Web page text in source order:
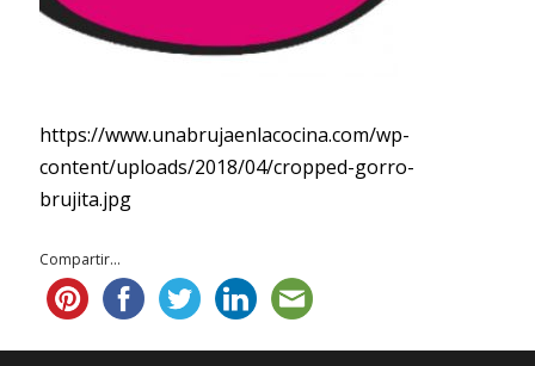
https://www.unabrujaenlacocina.com/wp-
content/uploads/2018/04/cropped-gorro-
brujita.jpg
Compartir...